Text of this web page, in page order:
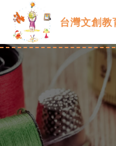
台灣文創教